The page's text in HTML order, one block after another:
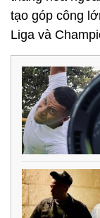
tạo góp công
Liga và